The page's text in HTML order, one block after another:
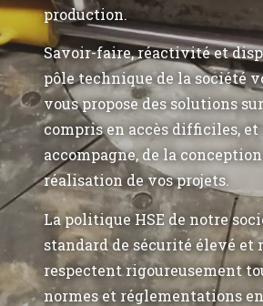
production.
Savoir-faire, réactivité et
pôle technique de la société
vous propose des solutions
compris en accès difficiles, et
accompagne, de la
réalisation de vos projets.
La politique HSE de notre
standard de sécurité élevé et
respectent rigoureusement
normes et réglementations